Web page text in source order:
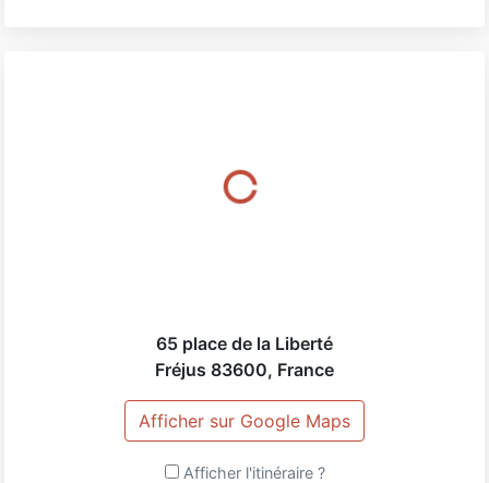
65 place de la Liberté
Fréjus 83600, France
Afficher sur Google Maps
Afficher l'itinéraire ?